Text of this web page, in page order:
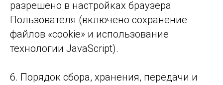
разрешено в настройках браузера
Пользователя (включено сохранение
файлов «cookie» и использование
технологии JavaScript).
6. Порядок сбора, хранения, передачи и